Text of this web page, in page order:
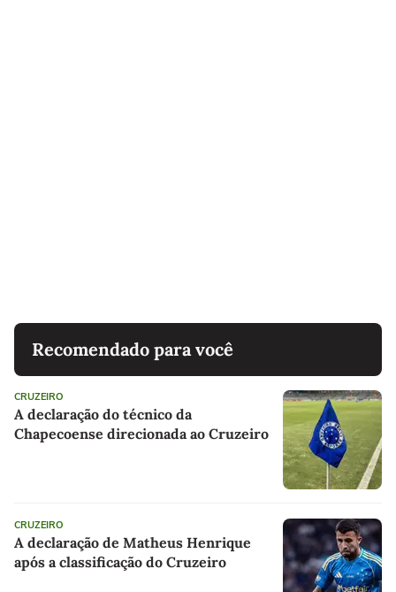
Recomendado para você
CRUZEIRO
A declaração do técnico da
Chapecoense direcionada ao Cruzeiro
CRUZEIRO
A declaração de Matheus Henrique
após a classificação do Cruzeiro